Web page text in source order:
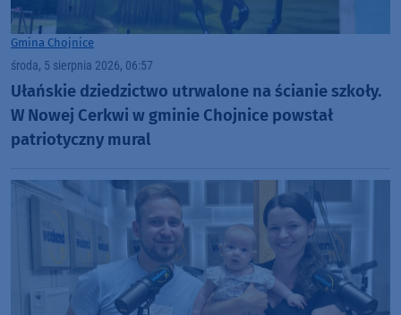
Gmina Chojnice
środa, 5 sierpnia 2026, 06:57
Ułańskie dziedzictwo utrwalone na ścianie szkoły.
W Nowej Cerkwi w gminie Chojnice powstał
patriotyczny mural